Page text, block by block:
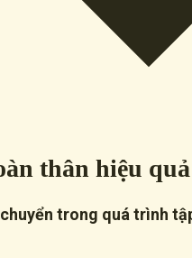
thân hiệu
trong quá trình